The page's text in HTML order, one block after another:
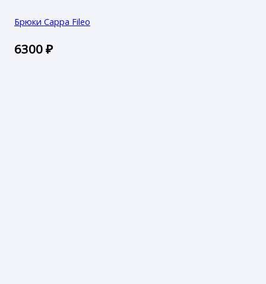
Брюки Сарра Fileo
6300₽